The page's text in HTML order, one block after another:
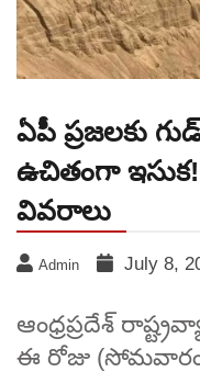
ఏపీ ప్రజలకు
ఉచితంగా
వివరాలు
Admin July 8,
ఆంధ్రప్రదేశ్‌
ఈ రోజు